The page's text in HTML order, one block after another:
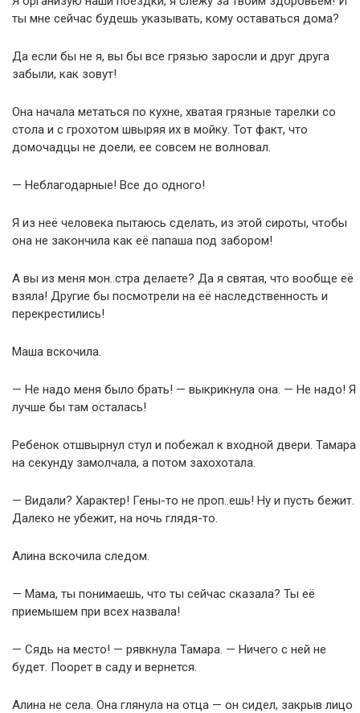
ты мне сейчас будешь указывать, кому оставаться дома?
Да если бы не я, вы бы все грязью заросли и друг друга
забыли, как зовут!
Она начала метаться по кухне, хватая грязные тарелки со
стола и с грохотом швыряя их в мойку. Тот факт, что
домочадцы не доели, ее совсем не волновал.
— Неблагодарные! Все до одного!
Я из неё человека пытаюсь сделать, из этой сироты, чтобы
она не закончила как её папаша под забором!
А вы из меня мон..стра делаете? Да я святая, что вообще её
взяла! Другие бы посмотрели на её наследственность и
перекрестились!
Маша вскочила.
— Не надо меня было брать! — выкрикнула она. — Не надо! Я
лучше бы там осталась!
Ребенок отшвырнул стул и побежал к входной двери. Тамара
на секунду замолчала, а потом захохотала.
— Видали? Характер! Гены-то не проп..ешь! Ну и пусть бежит.
Далеко не убежит, на ночь глядя-то.
Алина вскочила следом.
— Мама, ты понимаешь, что ты сейчас сказала? Ты её
приемышем при всех назвала!
— Сядь на место! — рявкнула Тамара. — Ничего с ней не
будет. Поорет в саду и вернется.
Алина не села. Она глянула на отца — он сидел, закрыв лицо